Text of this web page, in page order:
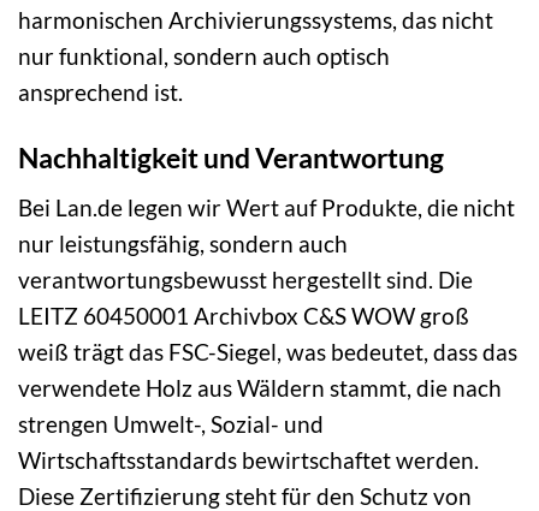
harmonischen Archivierungssystems, das nicht
nur funktional, sondern auch optisch
ansprechend ist.
Nachhaltigkeit und Verantwortung
Bei Lan.de legen wir Wert auf Produkte, die nicht
nur leistungsfähig, sondern auch
verantwortungsbewusst hergestellt sind. Die
LEITZ 60450001 Archivbox C&S WOW groß
weiß trägt das FSC-Siegel, was bedeutet, dass das
verwendete Holz aus Wäldern stammt, die nach
strengen Umwelt-, Sozial- und
Wirtschaftsstandards bewirtschaftet werden.
Diese Zertifizierung steht für den Schutz von